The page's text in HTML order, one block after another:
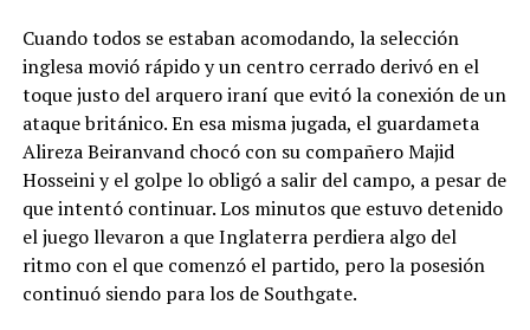
Cuando todos se estaban acomodando, la selección
inglesa movió rápido y un centro cerrado derivó en el
toque justo del arquero iraní que evitó la conexión de un
ataque británico. En esa misma jugada, el guardameta
Alireza Beiranvand chocó con su compañero Majid
Hosseini y el golpe lo obligó a salir del campo, a pesar de
que intentó continuar. Los minutos que estuvo detenido
el juego llevaron a que Inglaterra perdiera algo del
ritmo con el que comenzó el partido, pero la posesión
continuó siendo para los de Southgate.